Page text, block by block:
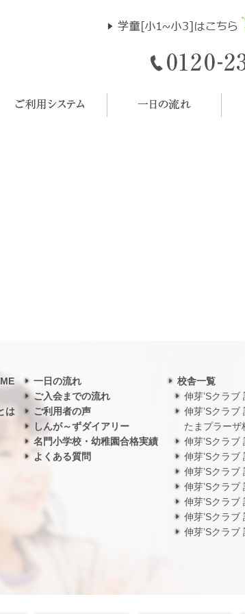
は
一日の流れ
ご入会までの流れ
ご利用者の声
しんが～ずダイアリー
名門小学校・幼稚園合格実績
よくある質問
校舎一覧
伸芽’Sクラブ
伸芽’Sクラブ
たまプラーザ
伸芽’Sクラブ
伸芽’Sクラブ
伸芽’Sクラブ
伸芽’Sクラブ
伸芽’Sクラブ
伸芽’Sクラブ
伸芽’Sクラ